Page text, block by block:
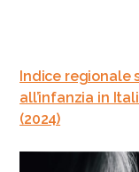
Indice regionale
all’infanzia in
(2024)